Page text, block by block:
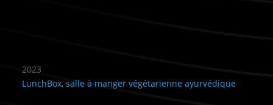
2023
LunchBox, salle à manger végétarienne ayurvédique